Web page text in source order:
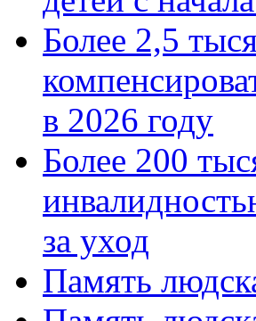
Более 2,5
в 2026 году
Более 200
за уход
Память